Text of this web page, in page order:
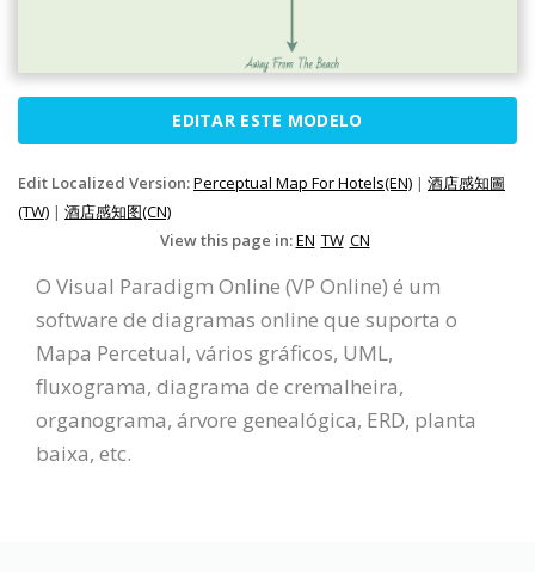
EDITAR ESTE MODELO
Edit Localized Version:Perceptual Map For Hotels(EN) | 酒店感知圖
(TW) | 酒店感知图(CN)
View this page in:EN TW CN
O Visual Paradigm Online (VP Online) é um
software de diagramas online que suporta o
Mapa Percetual, vários gráficos, UML,
fluxograma, diagrama de cremalheira,
organograma, árvore genealógica, ERD, planta
baixa, etc.